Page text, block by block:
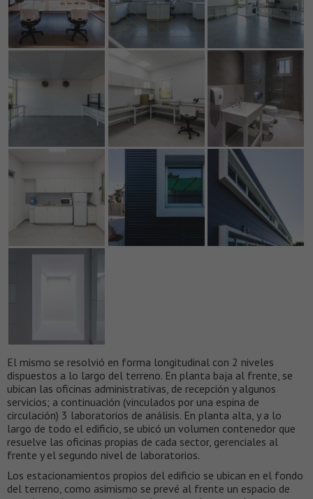
El mismo se resolvió en forma longitudinal con 2 niveles
dispuestos a lo largo del terreno. En planta baja al frente, se
ubican las oficinas administrativas, de recepción y algunos
servicios; a continuación (vinculados por una espina de
circulación) 3 laboratorios de análisis. En planta alta, y a lo
largo de todo el edificio, se ubicó un volumen contenedor que
resuelve las oficinas propias de cada sector, gerenciales al
frente y el segundo nivel de laboratorios.
Los estacionamientos propios del edificio se ubican en el fondo
del terreno, como asimismo se prevé al frente un espacio de